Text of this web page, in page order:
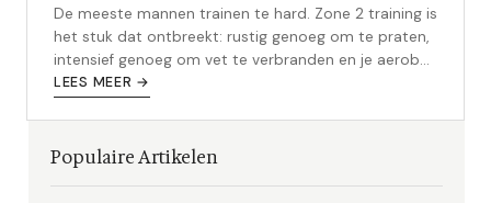
De meeste mannen trainen te hard. Zone 2 training is
het stuk dat ontbreekt: rustig genoeg om te praten,
intensief genoeg om vet te verbranden en je aerobe
motor te bouwen.
LEES MEER →
Populaire Artikelen